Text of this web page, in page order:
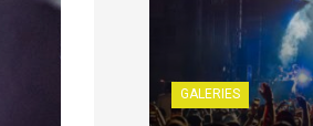
GALERIES